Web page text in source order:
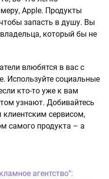
Apple. Продукты
запасть в душу. Вы
который бы не
влюбятся в вас с
Используйте социальные
кто-то уже к вам
узнают. Добивайтесь
сервисом,
самого продукта – а
агентство":